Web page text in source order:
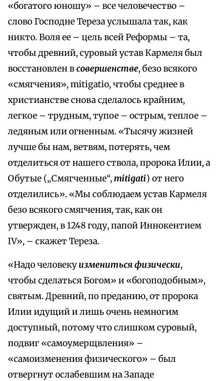
«богатого юношу» – все человечество –
слово Господне Тереза услышала так, как
никто. Воля ее – цель всей Реформы – та,
чтобы древний, суровый устав Кармеля был
восстановлен всовершенстве, безо всякого
«смягчения», mitigatio, чтобы среднее в
христианстве снова сделалось крайним,
легкое – трудным, тупое – острым, теплое –
ледяным или огненным. «Тысячу жизней
лучше бы нам, ветвям, потерять, чем
отделиться от нашего ствола, пророка Илии, а
Обутые („Смягченные“,mitigati) от него
отделились». «Мы соблюдаем устав Кармеля
безо всякого смягчения, так, как он
утвержден, в 1248 году, папой Иннокентием
IV», – скажет Тереза.
«Надо человекуизмениться физически,
чтобы сделаться Богом» и «богоподобным»,
святым. Древний, по преданию, от пророка
Илии идущий и лишь очень немногим
доступный, потому что слишком суровый,
подвиг «самоумерщвления» –
«самоизменения физического» – был
отвергнут ослабевшим на Западе